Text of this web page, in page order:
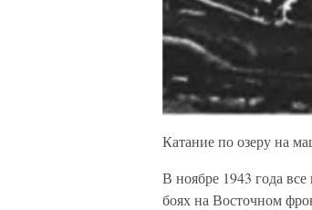
Катание по озеру на
В ноябре 1943 года
боях на Восточном